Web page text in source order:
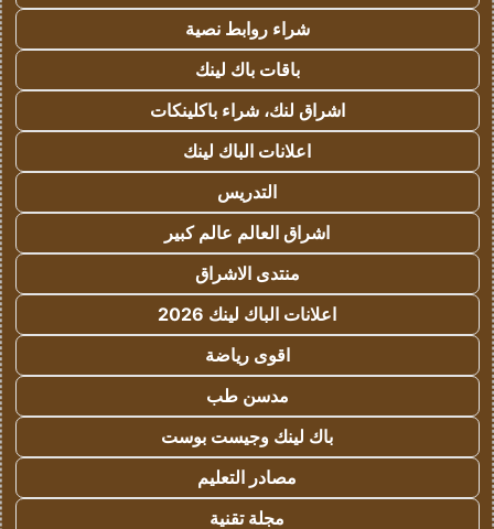
شراء روابط نصية
باقات باك لينك
اشراق لنك، شراء باكلينكات
اعلانات الباك لينك
التدريس
اشراق العالم عالم كبير
منتدى الاشراق
اعلانات الباك لينك 2026
اقوى رياضة
مدسن طب
باك لينك وجيست بوست
مصادر التعليم
مجلة تقنية